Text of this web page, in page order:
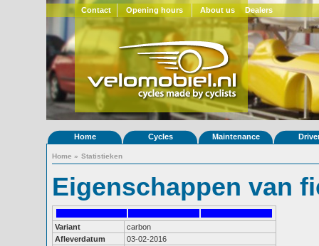
Contact Opening hours About us Dealers
Home Cycles Maintenance
Home » Statistieken
Eigenschappen van
Variant
carbon
Afleverdatum
03-02-2016